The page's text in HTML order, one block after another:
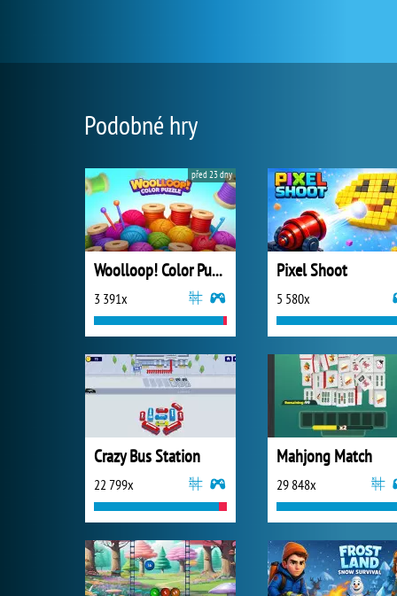
Podobné hry
Woolloop! Color Puzzle
3 391x
před 23 dny
Pixel Shoot
5 580x
Crazy Bus Station
22 799x
Mahjong Match
29 848x